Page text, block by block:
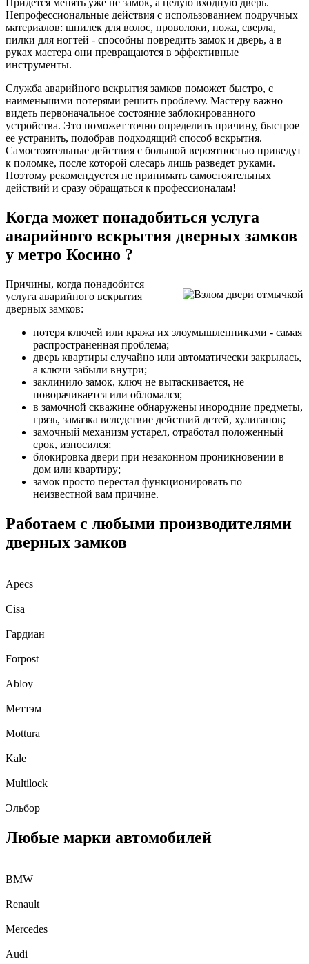
Придется менять уже не замок, а целую входную дверь.
Непрофессиональные действия с использованием подручных
материалов: шпилек для волос, проволоки, ножа, сверла,
пилки для ногтей - способны повредить замок и дверь, а в
руках мастера они превращаются в эффективные
инструменты.
Служба аварийного вскрытия замков поможет быстро, с
наименьшими потерями решить проблему. Мастеру важно
видеть первоначальное состояние заблокированного
устройства. Это поможет точно определить причину, быстрое
ее устранить, подобрав подходящий способ вскрытия.
Самостоятельные действия с большой вероятностью приведут
к поломке, после которой слесарь лишь разведет руками.
Поэтому рекомендуется не принимать самостоятельных
действий и сразу обращаться к профессионалам!
Когда может понадобиться услуга
аварийного вскрытия дверных замков
у метро Косино ?
Причины, когда понадобится
услуга аварийного вскрытия
дверных замков:
потеря ключей или кража их злоумышленниками - самая
распространенная проблема;
дверь квартиры случайно или автоматически закрылась,
а ключи забыли внутри;
заклинило замок, ключ не вытаскивается, не
поворачивается или обломался;
в замочной скважине обнаружены инородние предметы,
грязь, замазка вследствие действий детей, хулиганов;
замочный механизм устарел, отработал положенный
срок, износился;
блокировка двери при незаконном проникновении в
дом или квартиру;
замок просто перестал функционировать по
неизвестной вам причине.
Работаем с любыми производителями
дверных замков
Apecs
Cisa
Гардиан
Forpost
Abloy
Меттэм
Mottura
Kale
Multilock
Эльбор
Любые марки автомобилей
BMW
Renault
Mercedes
Audi